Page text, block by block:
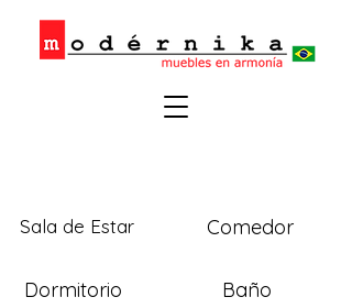
Sala de Estar Comedor
Dormitorio Baño